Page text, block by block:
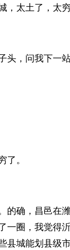
，太土了，太穷
头，问我下一站
。
的确，昌邑在
一圈，我觉得
县城能划县级